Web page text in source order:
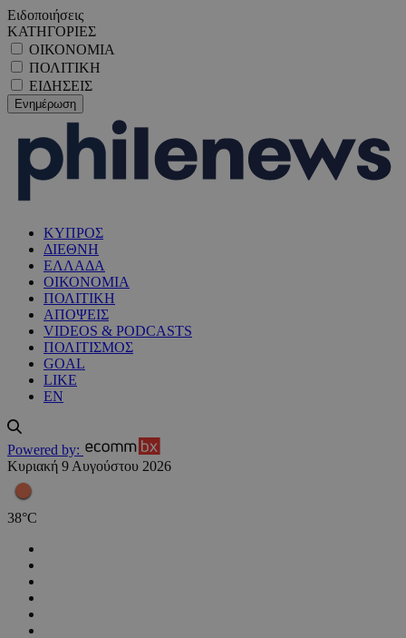
Ειδοποιήσεις
ΚΑΤΗΓΟΡΙΕΣ
ΟΙΚΟΝΟΜΙΑ
ΠΟΛΙΤΙΚΗ
ΕΙΔΗΣΕΙΣ
ΚΥΠΡΟΣ
ΔΙΕΘΝΗ
ΕΛΛΑΔΑ
ΟΙΚΟΝΟΜΙΑ
ΠΟΛΙΤΙΚΗ
ΑΠΟΨΕΙΣ
VIDEOS & PODCASTS
ΠΟΛΙΤΙΣΜΟΣ
GOAL
LIKE
EN
Powered by:
Κυριακή 9 Αυγούστου 2026
38°C